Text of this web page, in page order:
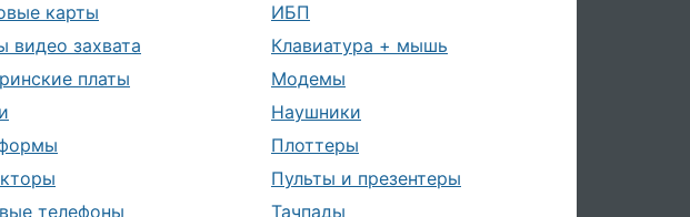
карты
ИБП
видео захвата
Клавиатура + мышь
платы
Модемы
Наушники
Плоттеры
Пульты и презентеры
телефоны Тачпады